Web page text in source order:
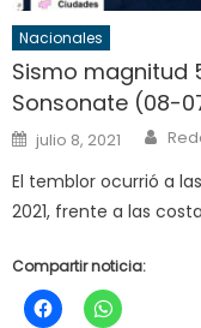
Nacionales
Sismo magnitud
Sonsonate (08-
Posted
on
julio 8, 2021
El temblor ocurrió a
2021, frente a las
Compartir noticia: